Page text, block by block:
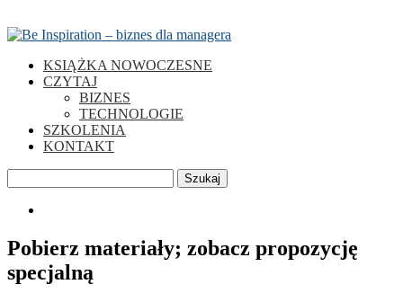
KSIĄŻKA NOWOCZESNE
CZYTAJ
BIZNES
TECHNOLOGIE
SZKOLENIA
KONTAKT
Szukaj
Pobierz materiały; zobacz propozycję
specjalną